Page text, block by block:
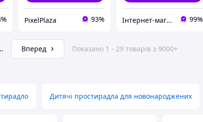
PixelPlaza 93% Інтернет-магазин SaleX 99%
Вперед Показано 1 - 29 товарів з 9000+
Дитячі простирадла для новонароджених